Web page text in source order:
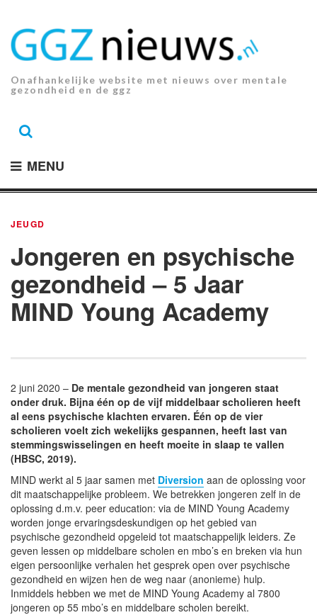
inhoud.
Onafhankelijke website met nieuws over mentale
gezondheid en de ggz
MENU
JEUGD
Jongeren en psychische
gezondheid – 5 Jaar
MIND Young Academy
2 juni 2020 – De mentale gezondheid van jongeren staat
onder druk. Bijna één op de vijf middelbaar scholieren heeft
al eens psychische klachten ervaren. Één op de vier
scholieren voelt zich wekelijks gespannen, heeft last van
stemmingswisselingen en heeft moeite in slaap te vallen
(HBSC, 2019).
MIND werkt al 5 jaar samen met Diversion aan de oplossing voor
dit maatschappelijke probleem. We betrekken jongeren zelf in de
oplossing d.m.v. peer education: via de MIND Young Academy
worden jonge ervaringsdeskundigen op het gebied van
psychische gezondheid opgeleid tot maatschappelijk leiders. Ze
geven lessen op middelbare scholen en mbo’s en breken via hun
eigen persoonlijke verhalen het gesprek open over psychische
gezondheid en wijzen hen de weg naar (anonieme) hulp.
Inmiddels hebben we met de MIND Young Academy al 7800
jongeren op 55 mbo’s en middelbare scholen bereikt.